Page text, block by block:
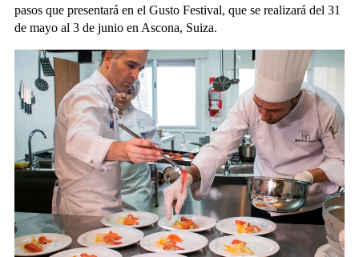
pasos que presentará en el Gusto Festival, que se realizará del 31
de mayo al 3 de junio en Ascona, Suiza.